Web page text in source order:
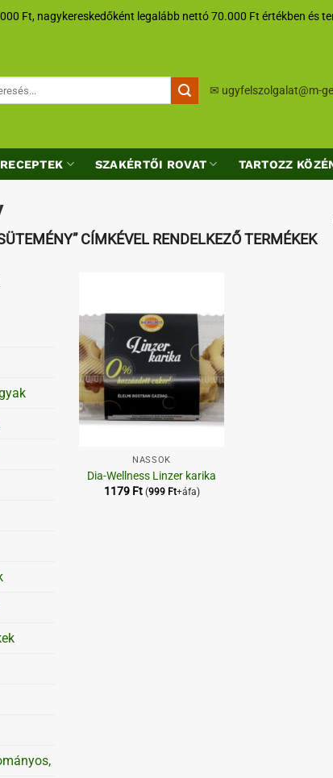
Ft, nagykereskedőként legalább nettó 70.000 Ft értékben és
✉ ugyfelszolgalat@m-
RECEPTEK SZAKÉRTŐI ROVAT TARTOZZ
CÍMKÉVEL RENDELKEZŐ TERMÉKEK
Kedvenceimhez
NASSOK
Dia-Wellness Linzer karika
1179 Ft (999 Ft+áfa)